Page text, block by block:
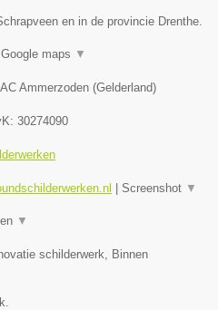
en in de provincie Drenthe.
Google maps ▼
Ammerzoden (Gelderland)
30274090
Screenshot ▼
▼
schilderwerk, Binnen